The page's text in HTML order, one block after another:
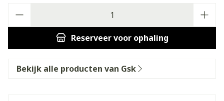
Reserveervoor ophaling
Bekijk alle producten van Gsk